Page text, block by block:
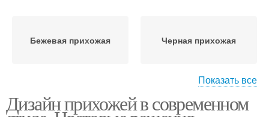
Бежевая прихожая Черная прихожая
Серая прихожая Коричневая прихожая
Показать все
Дизайн прихожей в современном